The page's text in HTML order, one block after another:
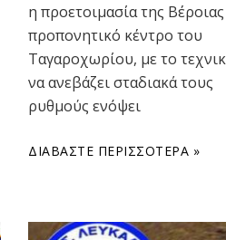
η προετοιμασία της
προπονητικό κέντρο του
Ταγαροχωρίου, με το
να ανεβάζει σταδιακά τους
ρυθμούς ενόψει
ΔΙΑΒΆΣΤΕ ΠΕΡΙΣΣΌΤΕΡΑ »